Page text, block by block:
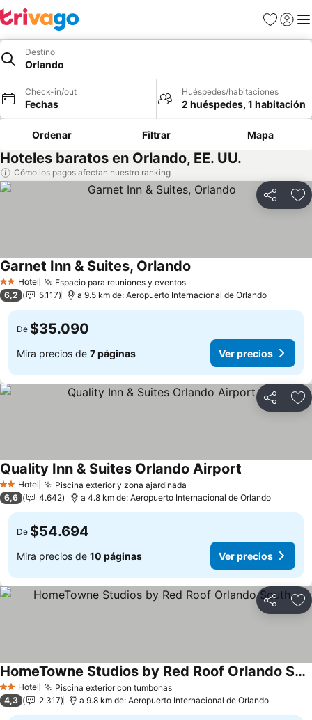
Favoritos
Iniciar
Destino
Orlando
Check-in/out
Fechas
Huéspedes/habitaciones
2 huéspedes, 1 habitación
Ordenar Filtrar Mapa
Hoteles baratos en Orlando, EE. UU.
Cómo los pagos afectan nuestro ranking
Compartir
2 Estrellas
Hotel Espacio para reuniones y eventosVer precios
Garnet Inn & Suites, Orlando
6,2 5.117 a 9.5 km de: Aeropuerto Internacional de Orlando
De $35.090
Mira precios de 7 páginas Ver precios
Compartir
2 Estrellas
Hotel Piscina exterior y zona ajardinada
Quality Inn & Suites Orlando Airport
6,6 4.642 a 4.8 km de: Aeropuerto Internacional de Orlando
De $54.694
Mira precios de 10 páginas Ver precios
Compartir
2 Estrellas
Hotel Piscina exterior con tumbonasVer precios
HomeTowne Studios by Red Roof Orlando South
Ver precios
4,3 2.317 a 9.8 km de: Aeropuerto Internacional de Orlando